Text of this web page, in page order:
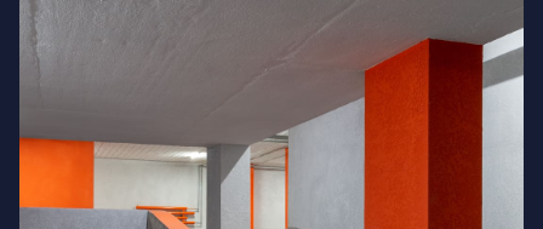
шумоізоляція квартир з боку загальних
зон акустичної ватою, що дозволить вам
сповна насолодитися тишею у закритій
Сучасні технології та преміальні матеріали
Hidden — це клубний будинок у самому
центрі Печерська з комбінованою